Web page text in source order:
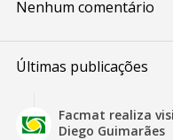
Nenhum comentário
Últimas publicações
Facmat realiza
Diego Guimarães